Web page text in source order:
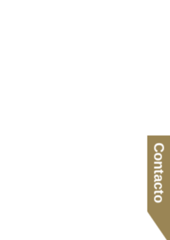
Contacto